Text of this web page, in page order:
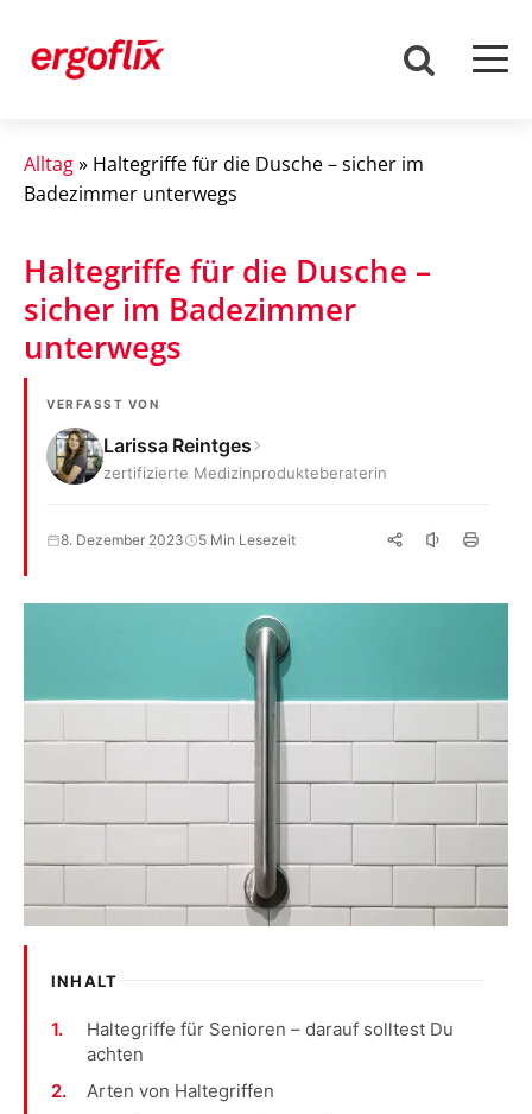
Alltag» Haltegriffe für die Dusche – sicher im
Badezimmer unterwegs
Haltegriffe für die Dusche –
sicher im Badezimmer
unterwegs
VERFASST VON
Larissa Reintges
zertifizierte Medizinprodukteberaterin
8. Dezember 2023 5 Min Lesezeit
INHALT
Haltegriffe für Senioren – darauf solltest Du
achten
Arten von Haltegriffen